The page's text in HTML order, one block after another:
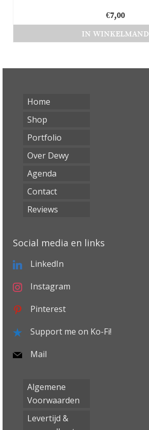
€7,00
IN WINKELMAND
Home
Shop
Portfolio
Over Dewy
Agenda
Contact
Reviews
Social media en links
LinkedIn
Instagram
Pinterest
Support me on Ko-Fi!
Mail
Algemene
Voorwaarden
Levertijd &